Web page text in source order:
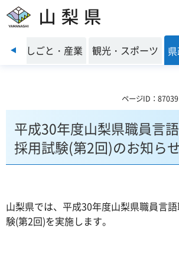
山梨県
前のスライドを表示
境 しごと・産業 観光・スポーツ
ページID：87039
平成30年度山梨県職員言
採用試験(第2回)のお知らせ
山梨県では、平成30年度山梨県職員言
験(第2回)を実施します。